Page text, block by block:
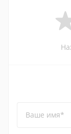
Ваше имя*